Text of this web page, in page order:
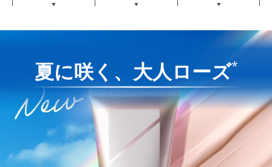
▼ ▼ ▼
夏に咲く、大人ローズ*